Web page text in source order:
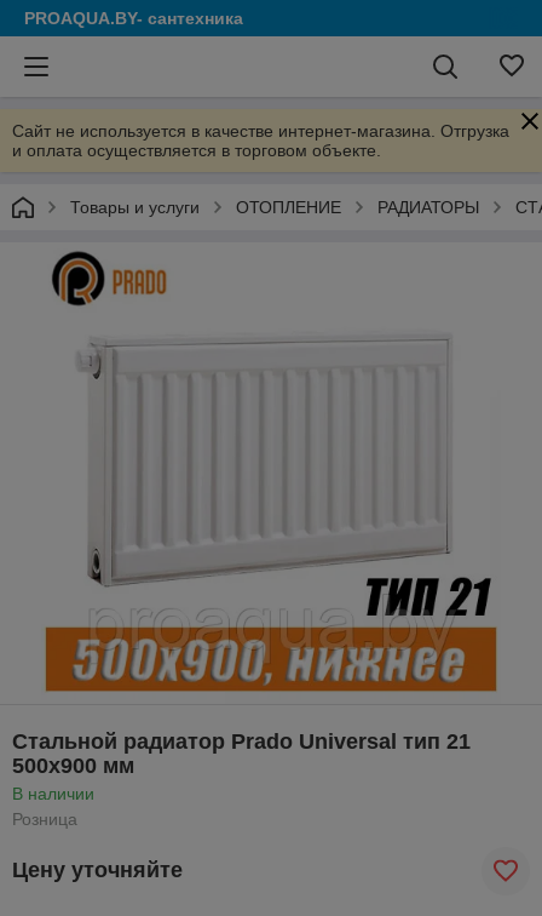
PROAQUA.BY- сантехника
Сайт не используется в качестве интернет-магазина. Отгрузка
и оплата осуществляется в торговом объекте.
Товары и услуги ОТОПЛЕНИЕ РАДИАТОРЫ
Стальной радиатор Prado Universal тип 21
500x900 мм
В наличии
Розница
Цену уточняйте